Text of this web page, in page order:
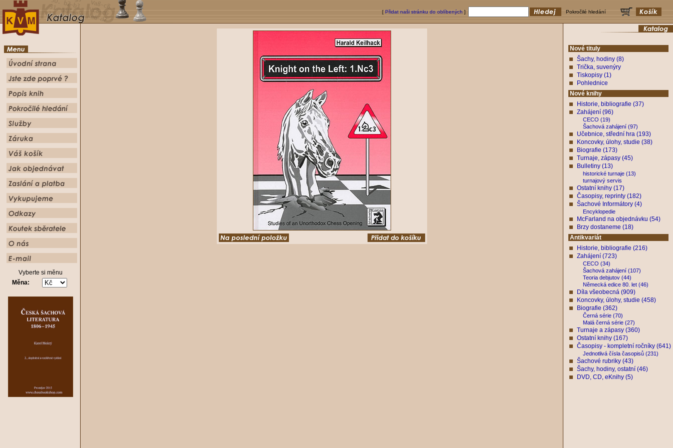
[ Přidat naši stránku do oblíbených ] Pokročilé hledání
Vyberte si měnu
Měna:
Nové tituly
Šachy, hodiny (8)
Trička, suvenýry
Tiskopisy (1)
Pohlednice
Nové knihy
Historie, bibliografie (37)
Zahájení (96)
CECO (19)
Šachová zahájení (97)
Učebnice, střední hra (193)
Koncovky, úlohy, studie (38)
Biografie (173)
Turnaje, zápasy (45)
Bulletiny (13)
historické turnaje (13)
turnajový servis
Ostatní knihy (17)
Časopisy, reprinty (182)
Šachové Informátory (4)
Encyklopedie
McFarland na objednávku (54)
Brzy dostaneme (18)
Antikvariát
Historie, bibliografie (216)
Zahájení (723)
CECO (34)
Šachová zahájení (107)
Teoria debjutov (44)
Německá edice 80. let (46)
Díla všeobecná (909)
Koncovky, úlohy, studie (458)
Biografie (362)
Černá série (70)
Malá černá série (27)
Turnaje a zápasy (360)
Ostatní knihy (167)
Časopisy - kompletní ročníky (641)
Jednotlivá čísla časopisů (231)
Šachové rubriky (43)
Šachy, hodiny, ostatní (46)
DVD, CD, eKnihy (5)